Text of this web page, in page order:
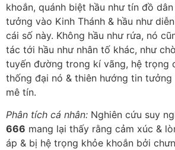
khoắn, quánh biệt hầu như tín đồ
tưởng vào Kinh Thánh & hầu như
cái số này. Không hầu như rứa, nó
tác tới hầu như nhân tố khác, như
tuyến đường trong kí vãng, hệ trọng
thống đại nó & thiên hướng tin tưởng
mê tín.
Phân tích cá nhân: Nghiên cứu suy
666 mang lại thấy rằng cảm xúc &
áp & bị hệ trọng khỏe khoắn bởi